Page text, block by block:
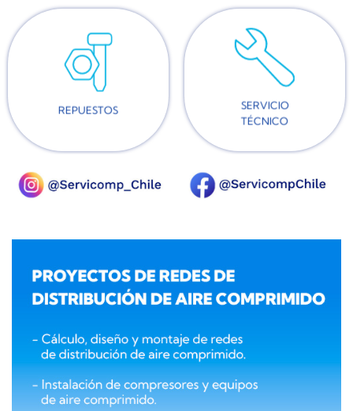
REPUESTOS
SERVICIO
TÉCNICO